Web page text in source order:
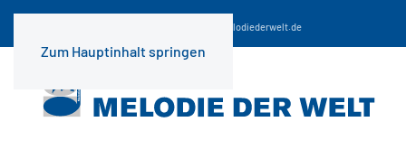
Zum Hauptinhalt springen
info(at)melodiederwelt.de